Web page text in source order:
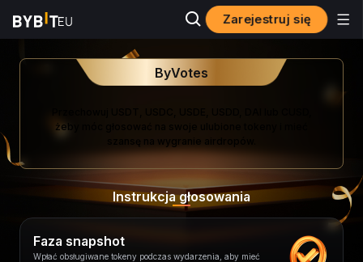
Zarejestruj się
ByVotes
żeby móc głosować na swoje ulubione tokeny i mieć
szansę na wygranie airdropów.
Instrukcja głosowania
Faza snapshot
Wpłać obsługiwane tokeny podczas wydarzenia, aby mieć